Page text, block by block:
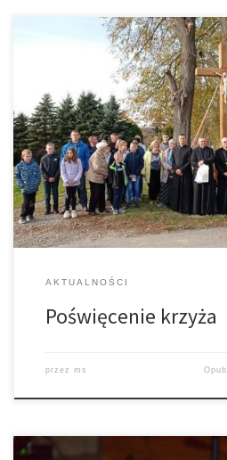
W środę 27.10.2021 odbyło się
Łękawicy. Dokonali go: Arcybiskup
Proboszczem i ks. Pawłem. Jest on
1959 r. postawił Józef Udroń. Nowy
Obalów oraz Łabędziów. Stoi przy
AKTUALNOŚCI
Poświęcenie krzyża
przez ms